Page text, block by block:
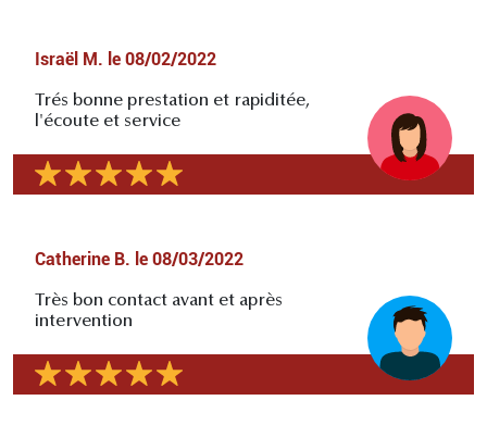
Israël M. le 08/02/2022
Trés bonne prestation et rapiditée,
l'écoute et service
Catherine B. le 08/03/2022
Très bon contact avant et après
intervention